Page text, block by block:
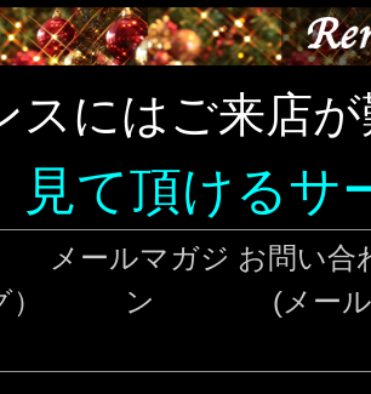
スにはご来店
見て頂けるサ
メールマガジ
ン
お問い合
(メー